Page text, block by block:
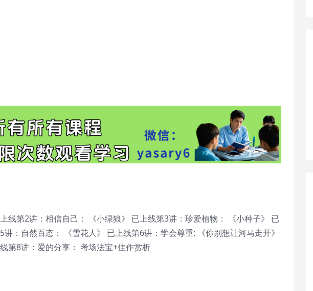
线第2讲：相信自己： 《小绿狼》 已上线第3讲：珍爱植物： 《小种子》 已
：自然百态： 《雪花人》 已上线第6讲：学会尊重: 《你别想让河马走开》
第8讲：爱的分享： 考场法宝+佳作赏析